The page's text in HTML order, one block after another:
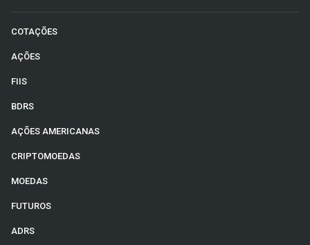
COTAÇÕES
AÇÕES
FIIS
BDRS
AÇÕES AMERICANAS
CRIPTOMOEDAS
MOEDAS
FUTUROS
ADRS